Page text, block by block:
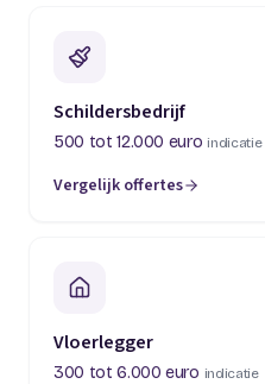
Schildersbedrijf
500 tot 12.000 euro indicatie
Vergelijk offertes
(opent in een nieuw tabblad)
Vloerlegger
300 tot 6.000 euro indicatie